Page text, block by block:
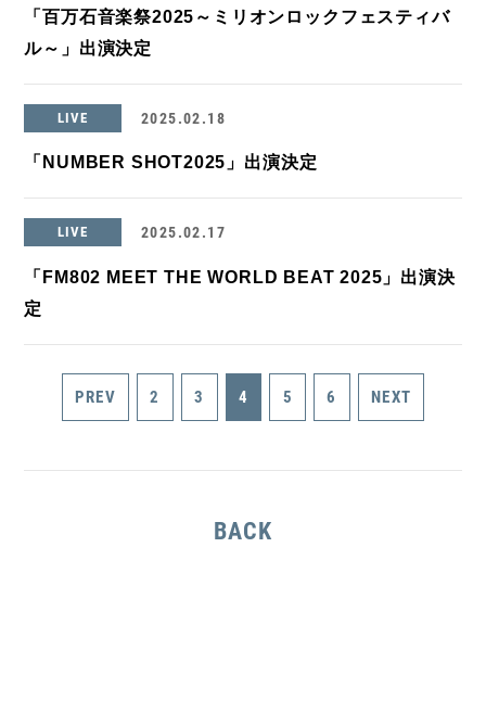
「百万石音楽祭2025～ミリオンロックフェスティバ
ル～」出演決定
LIVE 2025.02.18
「NUMBER SHOT2025」出演決定
LIVE 2025.02.17
「FM802 MEET THE WORLD BEAT 2025」出演決
定
PREV 2 3 4 5 6 NEXT
BACK